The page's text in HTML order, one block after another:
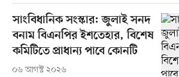
সাংবিধানিক সংস্কার: জুলাই সনদ
বনাম বিএনপির ইশতেহার, বিশেষ
কমিটিতে প্রাধান্য পাবে কোনটি
০৬ আগস্ট ২০২৬